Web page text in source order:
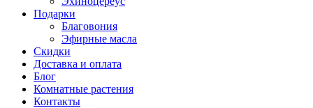
Подарки
Благовония
Эфирные масла
Скидки
Доставка и оплата
Блог
Комнатные растения
Контакты